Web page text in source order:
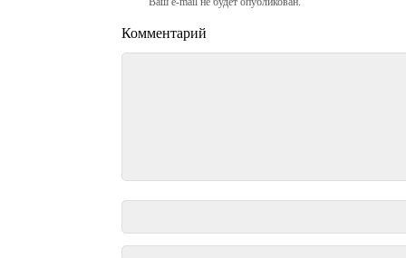
Комментарий